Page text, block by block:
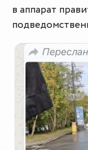
в аппарат